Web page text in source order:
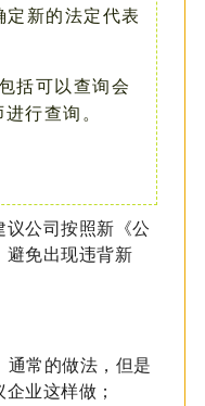
定新的法定代表
括可以查询会
行查询。
议公司按照新《公
避免出现违背新
通常的做法，但是
业这样做；